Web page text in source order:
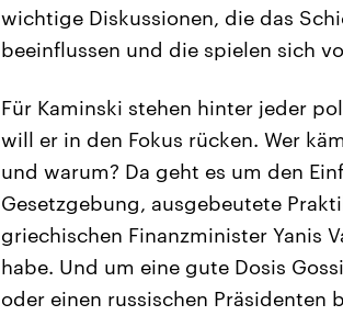
wichtige Diskussionen, die das
beeinflussen und die spielen sich
Für Kaminski stehen hinter jeder
will er in den Fokus rücken. Wer
und warum? Da geht es um den
Gesetzgebung, ausgebeutete
griechischen Finanzminister Yanis
habe. Und um eine gute Dosis
oder einen russischen Präsidenten